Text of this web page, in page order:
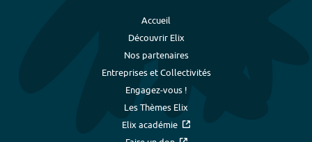
Accueil
Découvrir Elix
Nos partenaires
Entreprises et Collectivités
Engagez-vous !
Les Thèmes Elix
Elix académie